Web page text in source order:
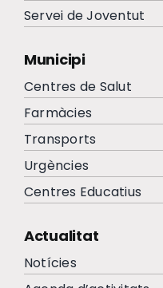
Servei de Joventut
Municipi
Centres de Salut
Farmàcies
Transports
Urgències
Centres Educatius
Actualitat
Notícies